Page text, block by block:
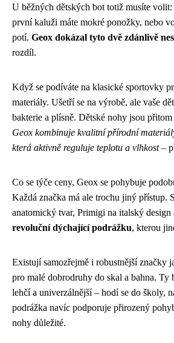
U běžných dětských bot totiž musíte
první kaluži máte mokré ponožky, nebo
potí. Geox dokázal tyto dvě zdánlivě
rozdíl.
Když se podíváte na klasické sportovky
materiály. Ušetří se na výrobě, ale vaše
bakterie a plísně. Dětské nohy jsou
Geox kombinuje kvalitní přírodní
která aktivně reguluje teplotu a vlhkost–
Co se týče ceny, Geox se pohybuje
Každá značka má ale trochu jiný přístup.
anatomický tvar, Primigi na italský design
revoluční dýchající podrážku, kterou
Existují samozřejmě i robustnější značky
pro malé dobrodruhy do skal a bahna. Ty
lehčí a univerzálnější – hodí se do školy,
podrážka navíc podporuje přirozený
nohy důležité.